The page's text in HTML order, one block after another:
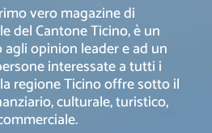
vero magazine di
del Cantone Ticino, è un
opinion leader e ad un
interessate a tutti i
regione Ticino offre sotto il
culturale, turistico,